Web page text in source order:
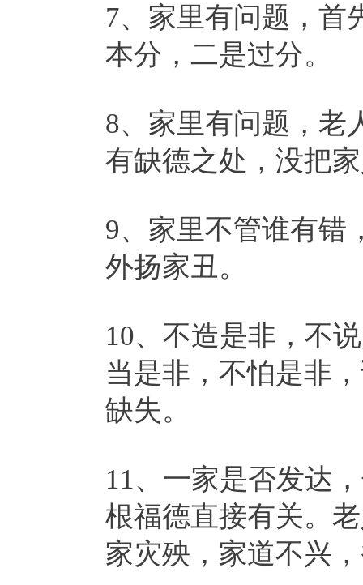
7、家里有问题，首
本分，二是过分。
8、家里有问题，老
有缺德之处，没把
9、家里不管谁有错
外扬家丑。
10、不造是非，不
当是非，不怕是非
缺失。
11、一家是否发达
根福德直接有关。
家灾殃，家道不兴